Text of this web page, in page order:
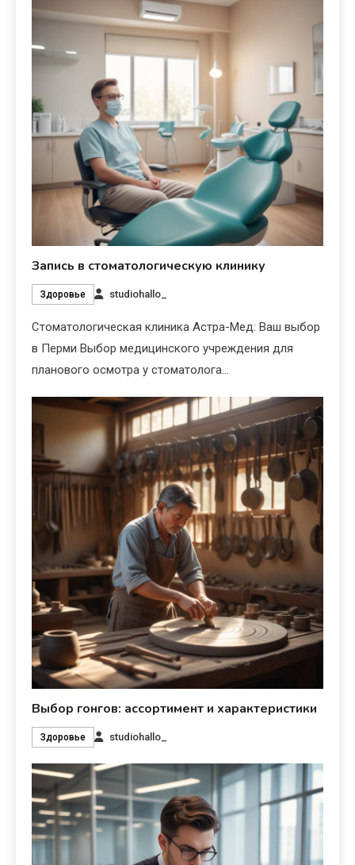
Запись в стоматологическую клинику
Здоровье studiohallo_
Стоматологическая клиника Астра-Мед: Ваш выбор
в Перми Выбор медицинского учреждения для
планового осмотра у стоматолога…
Выбор гонгов: ассортимент и характеристики
Здоровье studiohallo_